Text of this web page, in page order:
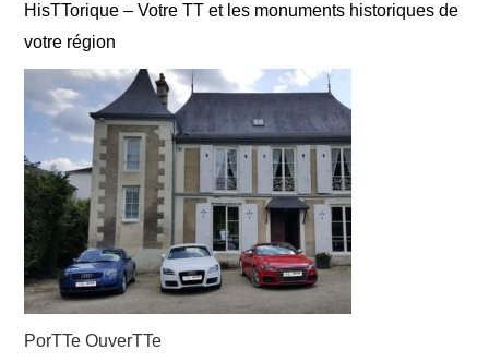
HisTTorique – Votre TT et les monuments historiques de
votre région
PorTTe OuverTTe